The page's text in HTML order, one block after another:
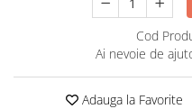
Cod
Ai nevoie de
Adauga la Favorite